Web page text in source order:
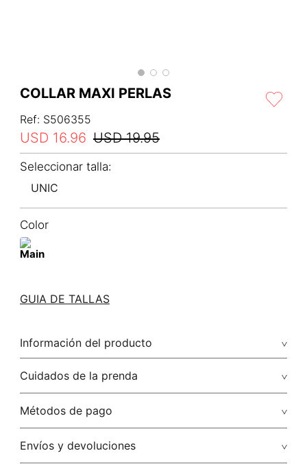
COLLAR MAXI PERLAS
Ref: S506355
USD 19.95
USD 16.96
UNIC
Color
GUIA DE TALLAS
Información del producto
Cuidados de la prenda
Métodos de pago
Tarjetas de crédito: Visa, Dinners, Master Card y American
Envíos y devoluciones